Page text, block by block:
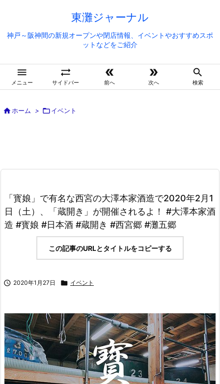
東灘ジャーナル
神戸～阪神間の新規オープンや閉店情報、イベントやおすすめスポ
ットなどをご紹介

メニュー

サイドバー

前へ

次へ

検索
ホーム > イベント
「寳娘」で有名な西宮の大澤本家酒造で2020年2月1
日（土）、「蔵開き」が開催されるよ！ #大澤本家酒
造 #寳娘 #日本酒 #蔵開き #西宮郷 #灘五郷
この記事のURLとタイトルをコピーする
 2020年1月27日  イベント